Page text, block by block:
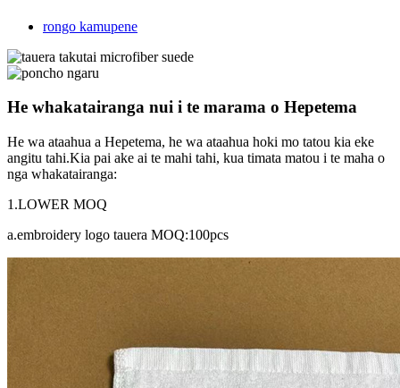
rongo kamupene
He whakatairanga nui i te marama o Hepetema
He wa ataahua a Hepetema, he wa ataahua hoki mo tatou kia eke
angitu tahi.Kia pai ake ai te mahi tahi, kua timata matou i te maha o
nga whakatairanga:
1.LOWER MOQ
a.embroidery logo tauera MOQ:100pcs